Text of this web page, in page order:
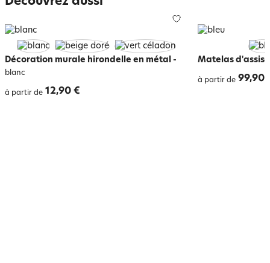
Décoration murale hirondelle en métal -
blanc
à partir de 12,90 €
Matelas
à partir de 99,90